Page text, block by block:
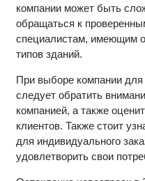
компании может быть
обращаться к
специалистам, имеющим
типов зданий.
При выборе компании для
следует обратить
компанией, а также
клиентов. Также стоит
для индивидуального
удовлетворить свои